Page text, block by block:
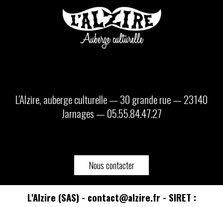
L’Alzire, auberge culturelle — 30 grande rue — 23140
Jarnages — 05.55.84.47.27
Nous contacter
L'Alzire (SAS) - contact@alzire.fr - SIRET :